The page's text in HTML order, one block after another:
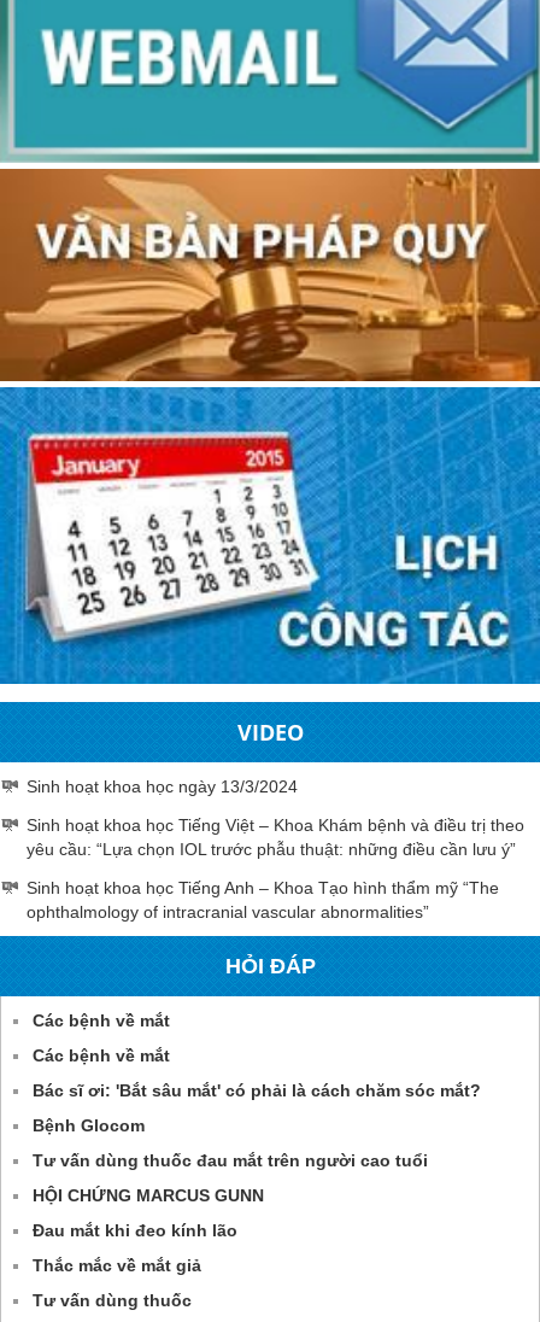
VIDEO
Sinh hoạt khoa học ngày 13/3/2024
Sinh hoạt khoa học Tiếng Việt – Khoa Khám bệnh và điều trị theo
yêu cầu: “Lựa chọn IOL trước phẫu thuật: những điều cần lưu ý”
Sinh hoạt khoa học Tiếng Anh – Khoa Tạo hình thẩm mỹ “The
ophthalmology of intracranial vascular abnormalities”
HỎI ĐÁP
Các bệnh về mắt
Các bệnh về mắt
Bác sĩ ơi: 'Bắt sâu mắt' có phải là cách chăm sóc mắt?
Bệnh Glocom
Tư vấn dùng thuốc đau mắt trên người cao tuổi
HỘI CHỨNG MARCUS GUNN
Đau mắt khi đeo kính lão
Thắc mắc về mắt giả
Tư vấn dùng thuốc